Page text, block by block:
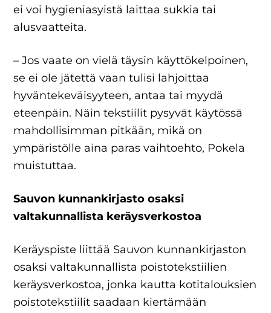
ei voi hygieniasyistä laittaa sukkia tai
alusvaatteita.
– Jos vaate on vielä täysin käyttökelpoinen,
se ei ole jätettä vaan tulisi lahjoittaa
hyväntekeväisyyteen, antaa tai myydä
eteenpäin. Näin tekstiilit pysyvät käytössä
mahdollisimman pitkään, mikä on
ympäristölle aina paras vaihtoehto, Pokela
muistuttaa.
Sauvon kunnankirjasto osaksi
valtakunnallista keräysverkostoa
Keräyspiste liittää Sauvon kunnankirjaston
osaksi valtakunnallista poistotekstiilien
keräysverkostoa, jonka kautta kotitalouksien
poistotekstiilit saadaan kiertämään